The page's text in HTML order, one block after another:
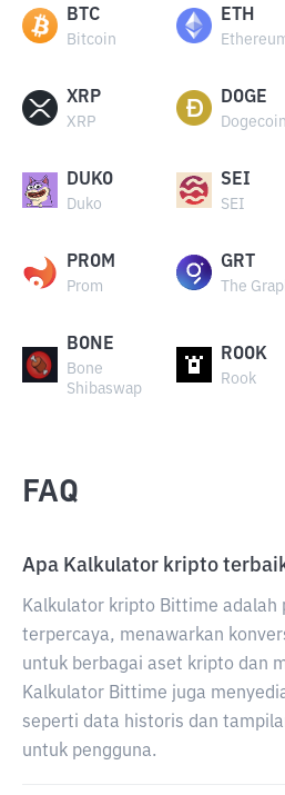
BTC
Bitcoin
ETH
XRP
XRP
DOGE
Dogecoin
DUKO
Duko
SEI
SEI
PROM
Prom
GRT
The
BONE
Bone
Shibaswap
ROOK
Rook
FAQ
Apa Kalkulator kripto
Kalkulator kripto Bittime adalah
terpercaya, menawarkan
untuk berbagai aset kripto dan
Kalkulator Bittime juga
seperti data historis dan
untuk pengguna.